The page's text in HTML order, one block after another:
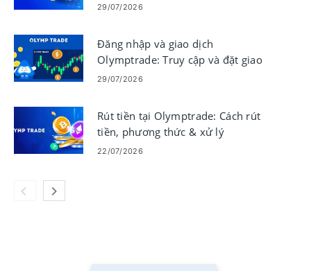
29/07/2026
Đăng nhập và giao dịch
Olymptrade: Truy cập và đặt giao
dịch an toàn
29/07/2026
Rút tiền tại Olymptrade: Cách rút
tiền, phương thức & xử lý
22/07/2026